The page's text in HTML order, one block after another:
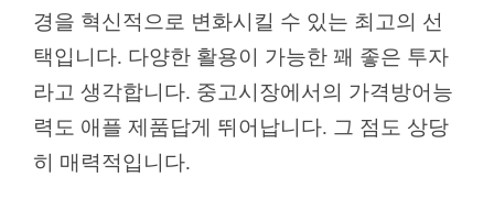
경을 혁신적으로 변화시킬 수 있는 최고의 선
택입니다. 다양한 활용이 가능한 꽤 좋은 투자
라고 생각합니다. 중고시장에서의 가격방어능
력도 애플 제품답게 뛰어납니다. 그 점도 상당
히 매력적입니다.